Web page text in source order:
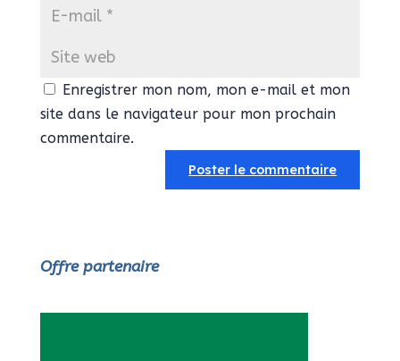
Enregistrer mon nom, mon e-mail et mon
site dans le navigateur pour mon prochain
commentaire.
Offre partenaire